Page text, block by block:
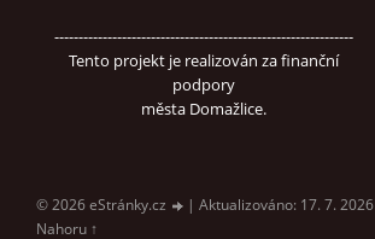
--------------------------------------------------------------
Tento projekt je realizován za finanční
podpory
města Domažlice.
© 2026 eStránky.cz | Aktualizováno: 17. 7. 2026
Nahoru ↑